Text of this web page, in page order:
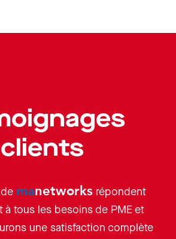
clients
manetworks répondent
à tous les besoins de PME et
une satisfaction complète